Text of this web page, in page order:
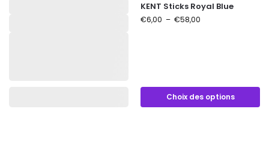
KENT Sticks Royal Blue
€6,00 – €58,00
Choix des options